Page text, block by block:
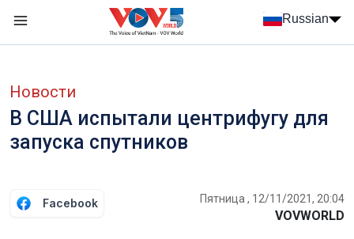
Russian
Новости
В США испытали центрифугу для
запуска спутников
Facebook Пятница , 12/11/2021, 20:04
VOVWORLD